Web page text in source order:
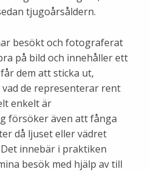
tjugoårsåldern.
besökt och fotograferat
på bild och innehåller ett
dem att sticka ut,
de representerar rent
enkelt är
försöker även att fånga
då ljuset eller vädret
innebär i praktiken
besök med hjälp av till